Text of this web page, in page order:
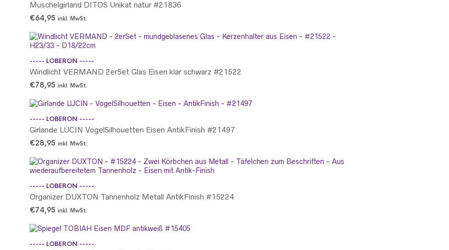
Muschelgirland DITOS Unikat natur #21836
€64,95 inkl. MwSt.
----- LOBERON -----
Windlicht VERMAND 2erSet Glas Eisen klar schwarz #21522
€78,95 inkl. MwSt.
----- LOBERON -----
Girlande LUCIN VogelSilhouetten Eisen AntikFinish #21497
€28,95 inkl. MwSt.
----- LOBERON -----
Organizer DUXTON Tannenholz Metall AntikFinish #15224
€74,95 inkl. MwSt.
----- LOBERON -----